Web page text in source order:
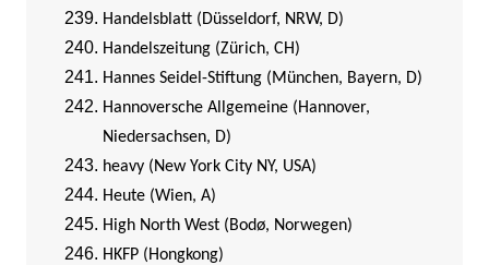
Handelsblatt (Düsseldorf, NRW, D)
Handelszeitung (Zürich, CH)
Hannes Seidel-Stiftung (München, Bayern, D)
Hannoversche Allgemeine (Hannover,
Niedersachsen, D)
heavy (New York City NY, USA)
Heute (Wien, A)
High North West (Bodø, Norwegen)
HKFP (Hongkong)